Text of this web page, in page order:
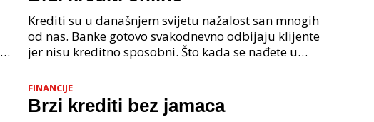
Krediti su u današnjem svijetu nažalost san mnogih
od nas. Banke gotovo svakodnevno odbijaju klijente
jer nisu kreditno sposobni. Što kada se nađete u
FINANCIJE
Brzi krediti bez jamaca